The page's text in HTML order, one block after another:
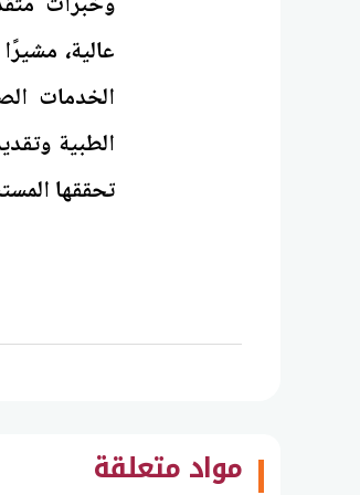
عالية،
الخدمات
الطبية
تحققها
مواد متعلقة